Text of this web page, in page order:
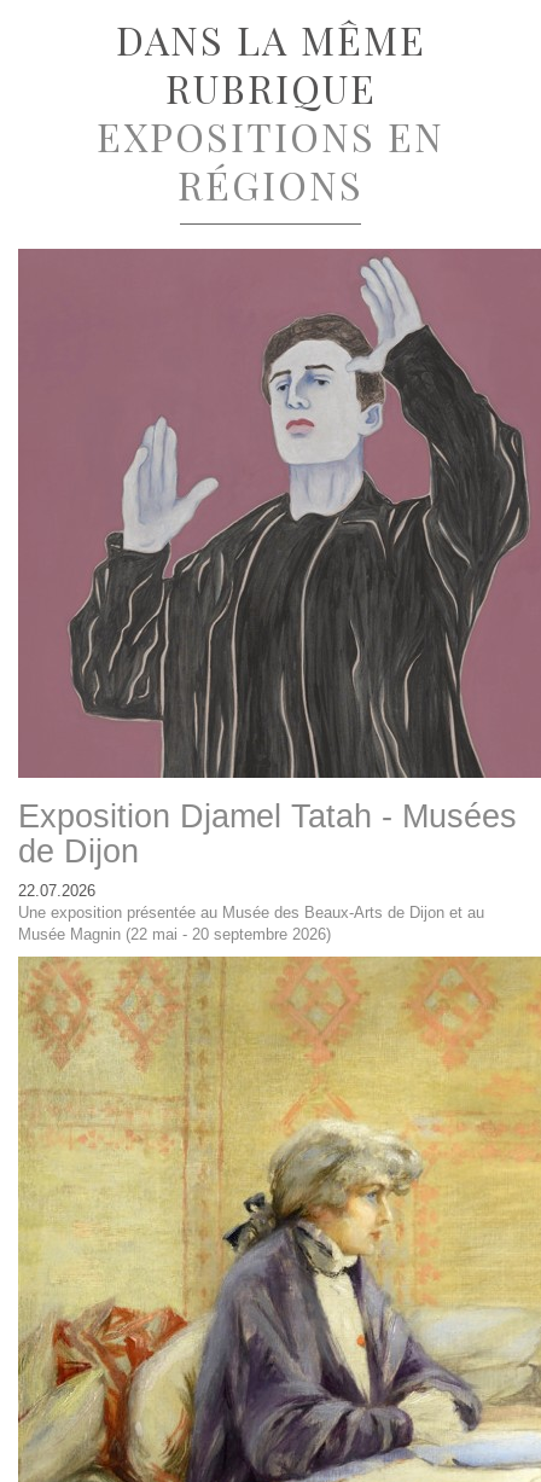
DANS LA MÊME
RUBRIQUE
EXPOSITIONS EN
RÉGIONS
Exposition Djamel Tatah - Musées
de Dijon
22.07.2026
Une exposition présentée au Musée des Beaux-Arts de Dijon et au
Musée Magnin (22 mai - 20 septembre 2026)